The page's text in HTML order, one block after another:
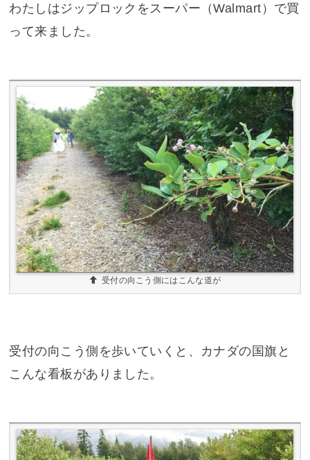
わたしはジップロックをスーパー（Walmart）で買
って来ました。
受付の向こう側にはこんな道が
受付の向こう側を歩いていくと、カナダの国旗と
こんな看板がありました。